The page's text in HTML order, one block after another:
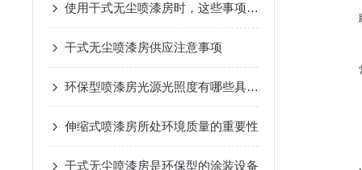
使用干式无尘喷漆房时，这些事项要牢记！
干式无尘喷漆房供应注意事项
环保型喷漆房光源光照度有哪些具体要求？
伸缩式喷漆房所处环境质量的重要性
干式无尘喷漆房是环保型的涂装设备